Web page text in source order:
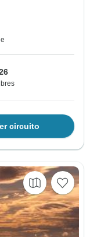
circuito